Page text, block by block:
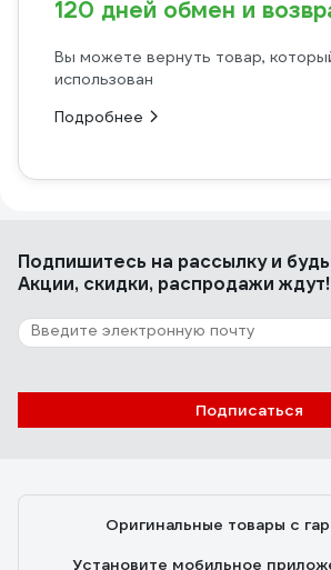
120 дней обмен и
Вы можете вернуть товар,
использован
Подробнее
Подпишитесь на рассылкуи
Акции, скидки, распродажи ждут!
Подписаться
Оригинальные товары с
Установите мобильное